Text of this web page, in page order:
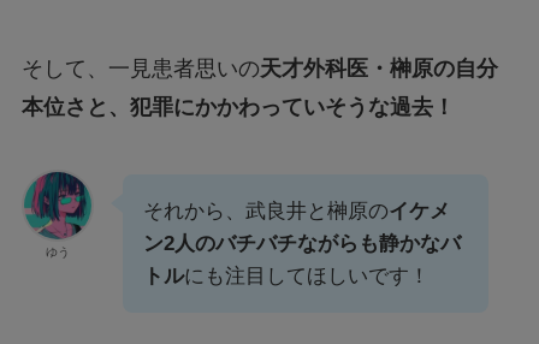
そして、一見患者思いの天才外科医・榊原の自分
本位さと、犯罪にかかわっていそうな過去！
ゆう
それから、武良井と榊原のイケメ
ン2人のバチバチながらも静かなバ
トルにも注目してほしいです！